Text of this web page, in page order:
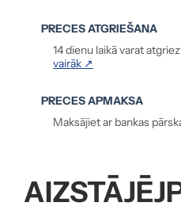
PRECES ATGRIEŠANA
14 dienu laikā varat
vairāk ↗
PRECES APMAKSA
Maksājiet ar bankas